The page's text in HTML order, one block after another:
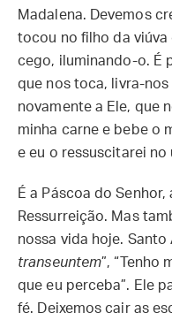
Madalena. Devemos
tocou no filho da viúva
cego, iluminando-o. É
que nos toca, livra-
novamente a Ele, que
minha carne e bebe o
e eu o ressuscitarei no
É a Páscoa do
Ressurreição. Mas
nossa vida hoje. Santo
transeuntem”, “Tenho
que eu perceba”. Ele
fé. Deixemos cair as